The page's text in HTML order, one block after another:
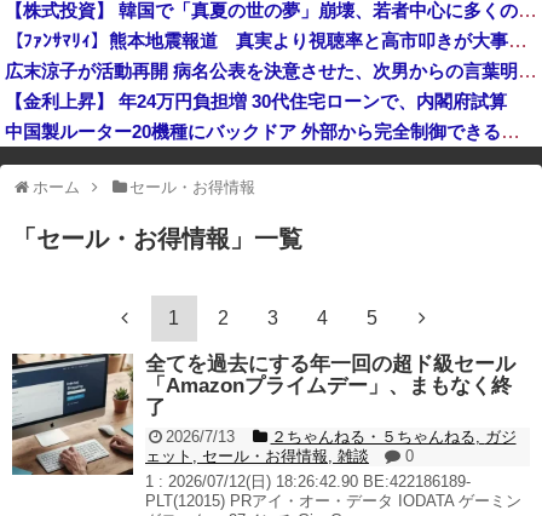
【株式投資】 韓国で「真夏の世の夢」崩壊、若者中心に多くの人が「人生オワタ」―中国メディア
【ﾌｧﾝｻﾏﾘｨ】熊本地震報道 真実より視聴率と高市叩きが大事なオールドメディア 熊本県知事が被災者・遺族への取材に怒り「極めて強い不満、苦情が寄せられた」
広末涼子が活動再開 病名公表を決意させた、次男からの言葉明かす
【金利上昇】 年24万円負担増 30代住宅ローンで、内閣府試算
中国製ルーター20機種にバックドア 外部から完全制御できる機能が仕込まれていた
※アドブロック等の広告非表示プラグインやアドオンを利用している場合、
一部のコンテンツが表示されなくなったり、サイト全体のレイアウトが崩れ
ホーム セール・お得情報
「 セール・お得情報 」 一覧
1 2 3 4 5
全てを過去にする年一回の超ド級セール
「Amazonプライムデー」、まもなく終
了
2026/7/13 ２ちゃんねる・５ちゃんねる, ガジ
ェット , セール・お得情報, 雑談
0
1 : 2026/07/12(日) 18:26:42.90 BE:422186189-
PLT(12015) PRアイ・オー・データ IODATA ゲーミン